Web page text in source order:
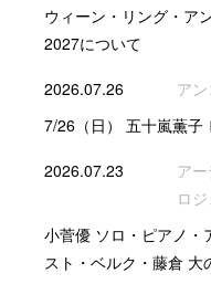
ウィーン・リング・ア
2027について
2026.07.26
ア
7/26（日） 五十嵐薫子
2026.07.23
ア
ロ
小菅優 ソロ・ピアノ・
スト・ベルク・藤倉 大